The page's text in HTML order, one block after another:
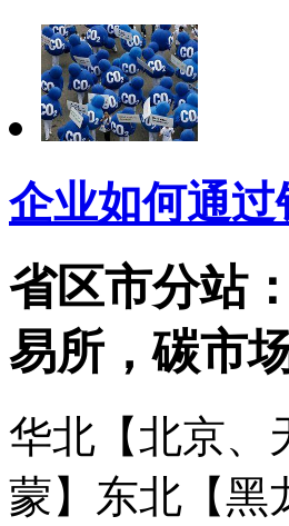
企业如何通
省区市分站
易所，碳市
华北【北京、
蒙】 东北【黑